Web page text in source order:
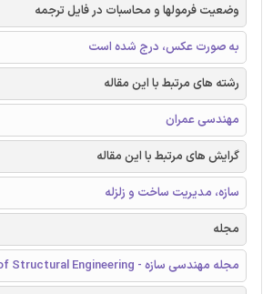
وضعیت فرمولها و محاسبات در فایل ترجمه
به صورت عکس، درج شده است
رشته های مرتبط با این مقاله
مهندسی عمران
گرایش های مرتبط با این مقاله
سازه، مدیریت ساخت و زلزله
مجله
مجله مهندسی سازه - Journal of Structural Engineering